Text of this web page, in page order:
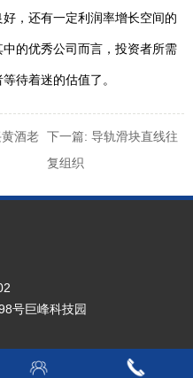
，还有一定利润率增长空间的
的优秀公司而言，投资者所需
待着迷的估值了。
酒老 下一篇: 导轨滑块直线往
复组织
号巨峰科技园